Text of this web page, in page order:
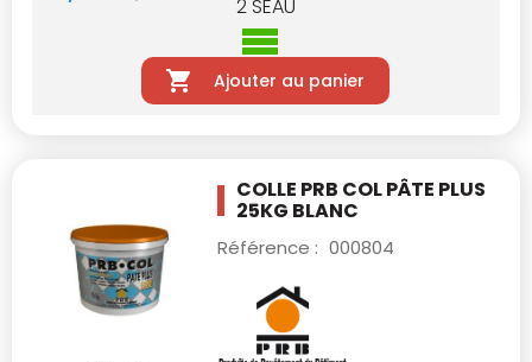
2 SEAU
Ajouter au panier
COLLE PRB COL PÂTE PLUS
25KG BLANC
Référence : 000804